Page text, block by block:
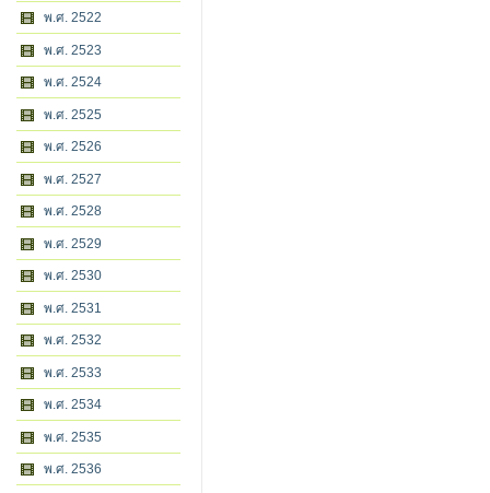
พ.ศ. 2522
พ.ศ. 2523
พ.ศ. 2524
พ.ศ. 2525
พ.ศ. 2526
พ.ศ. 2527
พ.ศ. 2528
พ.ศ. 2529
พ.ศ. 2530
พ.ศ. 2531
พ.ศ. 2532
พ.ศ. 2533
พ.ศ. 2534
พ.ศ. 2535
พ.ศ. 2536